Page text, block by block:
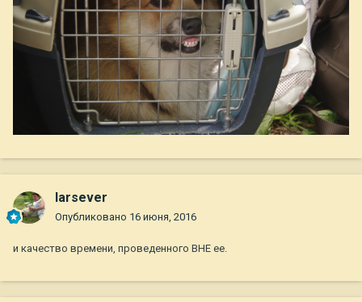
larsever
Опубликовано 16 июня, 2016
и качество времени, проведенного ВНЕ ее.